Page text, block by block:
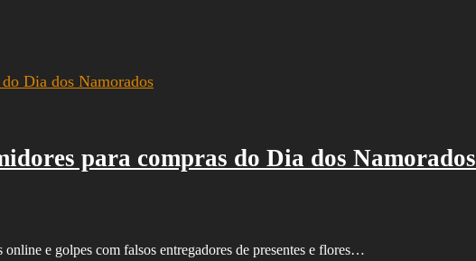
para compras do Dia dos Namorados
e golpes com falsos entregadores de presentes e flores…